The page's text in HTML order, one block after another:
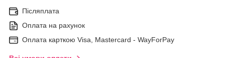
Післяплата
Оплата на рахунок
Оплата карткою Visa, Mastercard - WayForPay